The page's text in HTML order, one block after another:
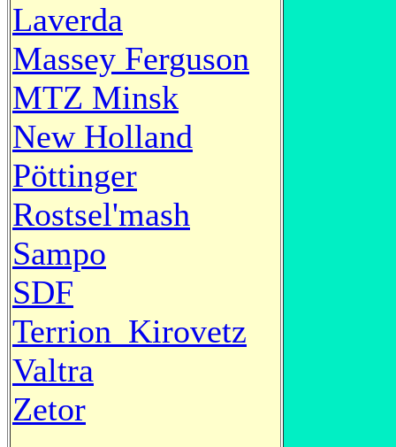
Laverda
Massey Ferguson
MTZ Minsk
New Holland
Pöttinger
Rostsel'mash
Sampo
SDF
Terrion_Kirovetz
Valtra
Zetor